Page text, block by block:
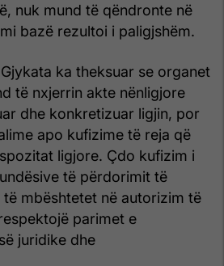
nuk mund të qëndronte në
bazë rezultoi i paligjshëm.
ka theksuar se organet
të nxjerrin akte nënligjore
dhe konkretizuar ligjin, por
apo kufizime të reja që
ligjore. Çdo kufizim i
të përdorimit të
mbështetet në autorizim të
parimet e
juridike dhe